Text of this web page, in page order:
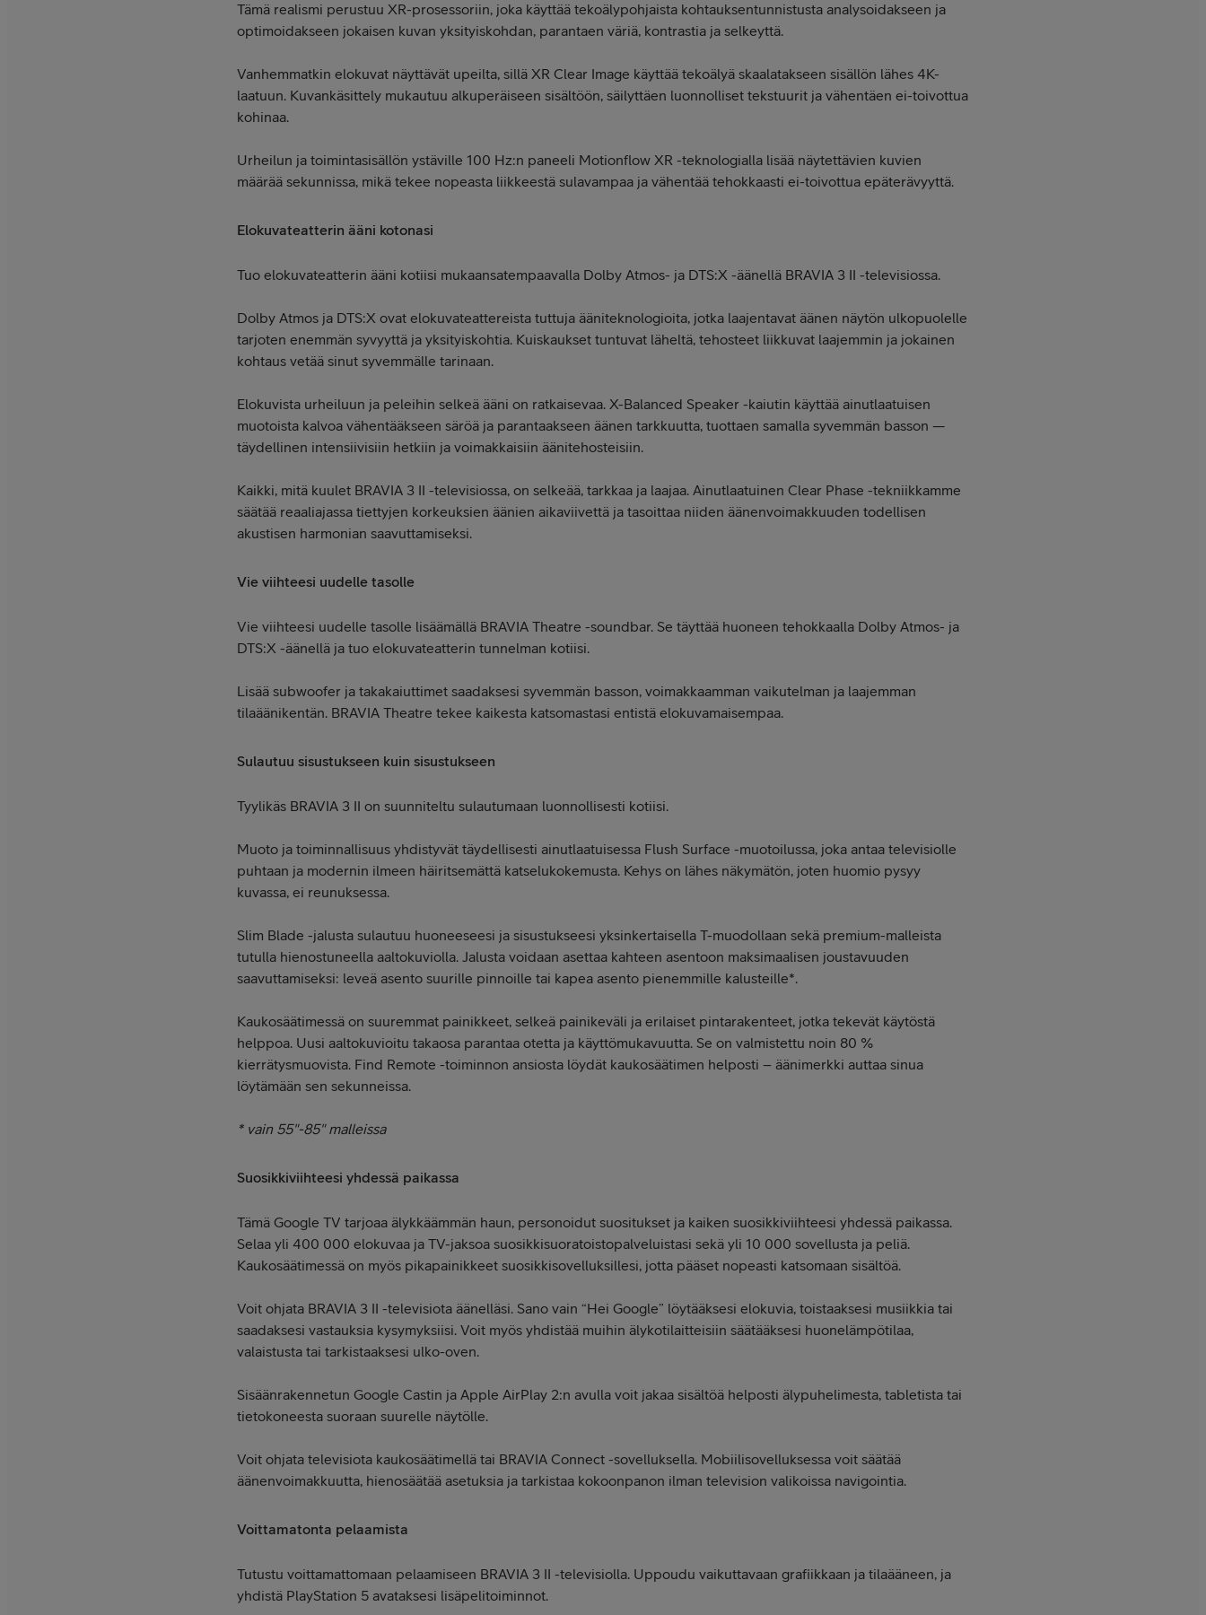
Tämä realismi perustuu XR-prosessoriin, joka käyttää tekoälypohjaista kohtauksentunnistusta analysoidakseen ja
optimoidakseen jokaisen kuvan yksityiskohdan, parantaen väriä, kontrastia ja selkeyttä.
Vanhemmatkin elokuvat näyttävät upeilta, sillä XR Clear Image käyttää tekoälyä skaalatakseen sisällön lähes 4K-
laatuun. Kuvankäsittely mukautuu alkuperäiseen sisältöön, säilyttäen luonnolliset tekstuurit ja vähentäen ei-toivottua
kohinaa.
Urheilun ja toimintasisällön ystäville 100 Hz:n paneeli Motionflow XR -teknologialla lisää näytettävien kuvien
määrää sekunnissa, mikä tekee nopeasta liikkeestä sulavampaa ja vähentää tehokkaasti ei-toivottua epäterävyyttä.
Elokuvateatterin ääni kotonasi
Tuo elokuvateatterin ääni kotiisi mukaansatempaavalla Dolby Atmos- ja DTS:X -äänellä BRAVIA 3 II -televisiossa.
Dolby Atmos ja DTS:X ovat elokuvateattereista tuttuja ääniteknologioita, jotka laajentavat äänen näytön ulkopuolelle
tarjoten enemmän syvyyttä ja yksityiskohtia. Kuiskaukset tuntuvat läheltä, tehosteet liikkuvat laajemmin ja jokainen
kohtaus vetää sinut syvemmälle tarinaan.
Elokuvista urheiluun ja peleihin selkeä ääni on ratkaisevaa. X-Balanced Speaker -kaiutin käyttää ainutlaatuisen
muotoista kalvoa vähentääkseen säröä ja parantaakseen äänen tarkkuutta, tuottaen samalla syvemmän basson —
täydellinen intensiivisiin hetkiin ja voimakkaisiin äänitehosteisiin.
Kaikki, mitä kuulet BRAVIA 3 II -televisiossa, on selkeää, tarkkaa ja laajaa. Ainutlaatuinen Clear Phase -tekniikkamme
säätää reaaliajassa tiettyjen korkeuksien äänien aikaviivettä ja tasoittaa niiden äänenvoimakkuuden todellisen
akustisen harmonian saavuttamiseksi.
Vie viihteesi uudelle tasolle
Vie viihteesi uudelle tasolle lisäämällä BRAVIA Theatre -soundbar. Se täyttää huoneen tehokkaalla Dolby Atmos- ja
DTS:X -äänellä ja tuo elokuvateatterin tunnelman kotiisi.
Lisää subwoofer ja takakaiuttimet saadaksesi syvemmän basson, voimakkaamman vaikutelman ja laajemman
tilaäänikentän. BRAVIA Theatre tekee kaikesta katsomastasi entistä elokuvamaisempaa.
Sulautuu sisustukseen kuin sisustukseen
Tyylikäs BRAVIA 3 II on suunniteltu sulautumaan luonnollisesti kotiisi.
Muoto ja toiminnallisuus yhdistyvät täydellisesti ainutlaatuisessa Flush Surface -muotoilussa, joka antaa televisiolle
puhtaan ja modernin ilmeen häiritsemättä katselukokemusta. Kehys on lähes näkymätön, joten huomio pysyy
kuvassa, ei reunuksessa.
Slim Blade -jalusta sulautuu huoneeseesi ja sisustukseesi yksinkertaisella T-muodollaan sekä premium-malleista
tutulla hienostuneella aaltokuviolla. Jalusta voidaan asettaa kahteen asentoon maksimaalisen joustavuuden
saavuttamiseksi: leveä asento suurille pinnoille tai kapea asento pienemmille kalusteille*.
Kaukosäätimessä on suuremmat painikkeet, selkeä painikeväli ja erilaiset pintarakenteet, jotka tekevät käytöstä
helppoa. Uusi aaltokuvioitu takaosa parantaa otetta ja käyttömukavuutta. Se on valmistettu noin 80 %
kierrätysmuovista. Find Remote -toiminnon ansiosta löydät kaukosäätimen helposti – äänimerkki auttaa sinua
löytämään sen sekunneissa.
* vain 55"-85" malleissa
Suosikkiviihteesi yhdessä paikassa
Tämä Google TV tarjoaa älykkäämmän haun, personoidut suositukset ja kaiken suosikkiviihteesi yhdessä paikassa.
Selaa yli 400 000 elokuvaa ja TV-jaksoa suosikkisuoratoistopalveluistasi sekä yli 10 000 sovellusta ja peliä.
Kaukosäätimessä on myös pikapainikkeet suosikkisovelluksillesi, jotta pääset nopeasti katsomaan sisältöä.
Voit ohjata BRAVIA 3 II -televisiota äänelläsi. Sano vain “Hei Google” löytääksesi elokuvia, toistaaksesi musiikkia tai
saadaksesi vastauksia kysymyksiisi. Voit myös yhdistää muihin älykotilaitteisiin säätääksesi huonelämpötilaa,
valaistusta tai tarkistaaksesi ulko-oven.
Sisäänrakennetun Google Castin ja Apple AirPlay 2:n avulla voit jakaa sisältöä helposti älypuhelimesta, tabletista tai
tietokoneesta suoraan suurelle näytölle.
Voit ohjata televisiota kaukosäätimellä tai BRAVIA Connect -sovelluksella. Mobiilisovelluksessa voit säätää
äänenvoimakkuutta, hienosäätää asetuksia ja tarkistaa kokoonpanon ilman television valikoissa navigointia.
Voittamatonta pelaamista
Tutustu voittamattomaan pelaamiseen BRAVIA 3 II -televisiolla. Uppoudu vaikuttavaan grafiikkaan ja tilaääneen, ja
yhdistä PlayStation 5 avataksesi lisäpelitoiminnot.